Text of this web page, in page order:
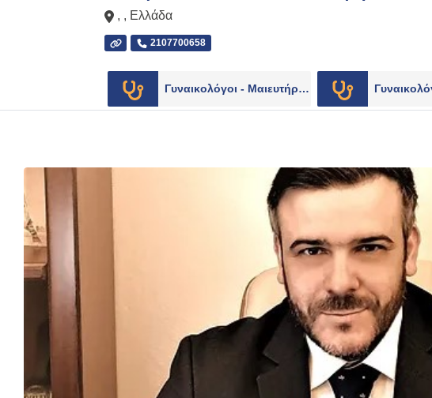
, , Ελλάδα
2107700658
Γυναικολόγοι - Μαιευτήρες 103